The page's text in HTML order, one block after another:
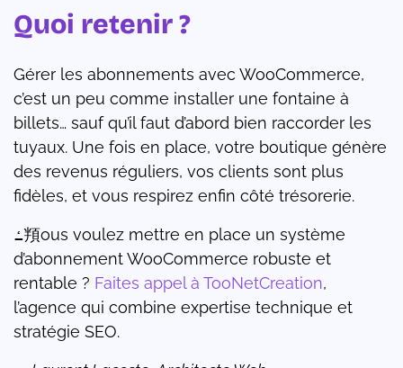
Quoi retenir ?
Gérer les abonnements avec WooCommerce,
c’est un peu comme installer une fontaine à
billets… sauf qu’il faut d’abord bien raccorder les
tuyaux. Une fois en place, votre boutique génère
des revenus réguliers, vos clients sont plus
fidèles, et vous respirez enfin côté trésorerie.
ߑ頖ous voulez mettre en place un système
d’abonnement WooCommerce robuste et
rentable ? Faites appel à TooNetCreation,
l’agence qui combine expertise technique et
stratégie SEO.